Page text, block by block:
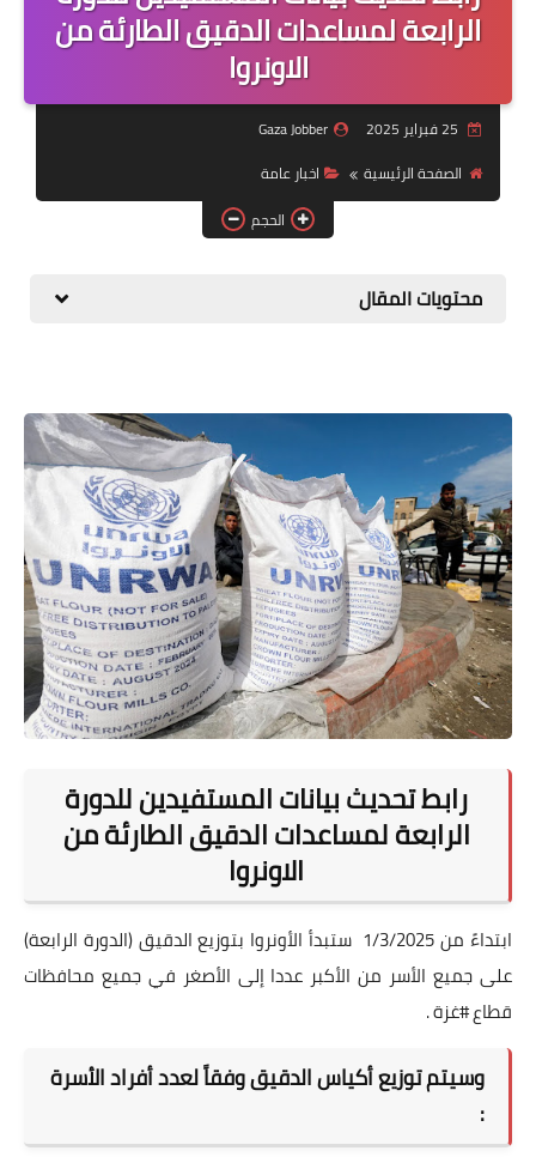
منوعات
نماذج سيرة ذاتية
الرابعة لمساعدات الدقيق الطارئة من
الاونروا
Gaza Jobber
الصفحة الرئيسية
اخبار عامة
الحجم
محتويات المقال
رابط تحديث بيانات المستفيدين للدورة
الرابعة لمساعدات الدقيق الطارئة من
الاونروا
ابتداءً من 1/3/2025 ستبدأ الأونروا بتوزيع الدقيق (الدورة الرابعة)
على جميع الأسر من الأكبر عددا إلى الأصغر في جميع محافظات
قطاع #غزة .
وسيتم توزيع أكياس الدقيق وفقاً لعدد أفراد الأسرة
: